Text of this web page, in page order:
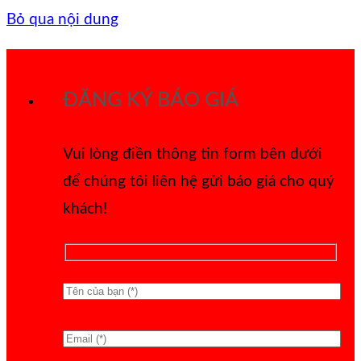
Bỏ qua nội dung
ĐĂNG KÝ BÁO GIÁ
Vui lòng điền thông tin form bên dưới
để chúng tôi liên hệ gửi báo giá cho quý
khách!